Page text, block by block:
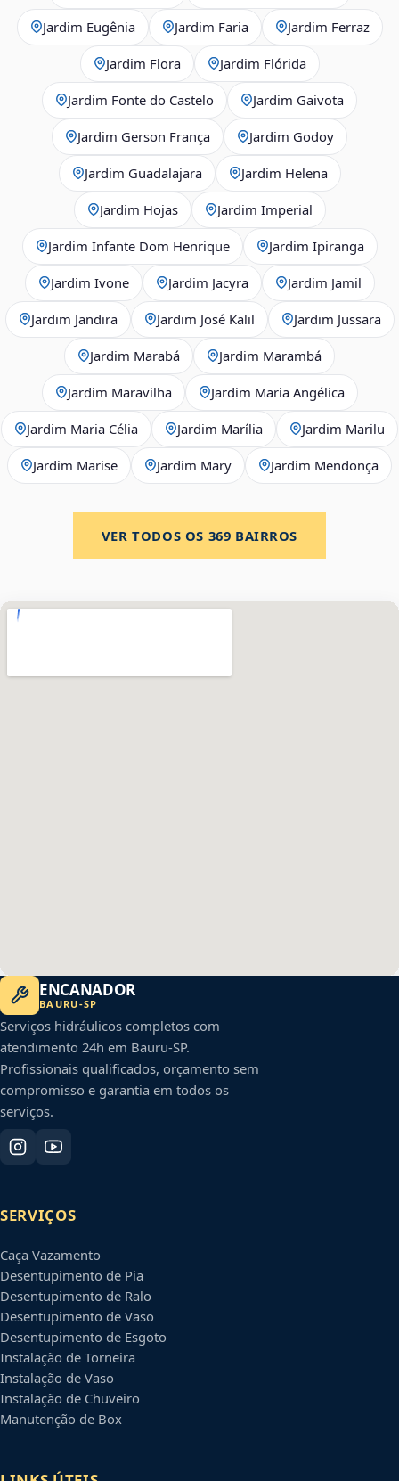
Jardim Eugênia Jardim Faria Jardim Ferraz
Jardim Flora Jardim Flórida
Jardim Fonte do Castelo Jardim Gaivota
Jardim Gerson França Jardim Godoy
Jardim Guadalajara Jardim Helena
Jardim Hojas Jardim Imperial
Jardim Infante Dom Henrique Jardim Ipiranga
Jardim Ivone Jardim Jacyra Jardim Jamil
Jardim Jandira Jardim José Kalil Jardim Jussara
Jardim Marabá Jardim Marambá
Jardim Maravilha Jardim Maria Angélica
Jardim Maria Célia Jardim Marília Jardim Marilu
Jardim Marise Jardim Mary Jardim Mendonça
VER TODOS OS 369 BAIRROS
ENCANADOR
BAURU-SP
Serviços hidráulicos completos com
atendimento 24h em Bauru-SP.
Profissionais qualificados, orçamento sem
compromisso e garantia em todos os
serviços.
SERVIÇOS
Caça Vazamento
Desentupimento de Pia
Desentupimento de Ralo
Desentupimento de Vaso
Desentupimento de Esgoto
Instalação de Torneira
Instalação de Vaso
Instalação de Chuveiro
Manutenção de Box